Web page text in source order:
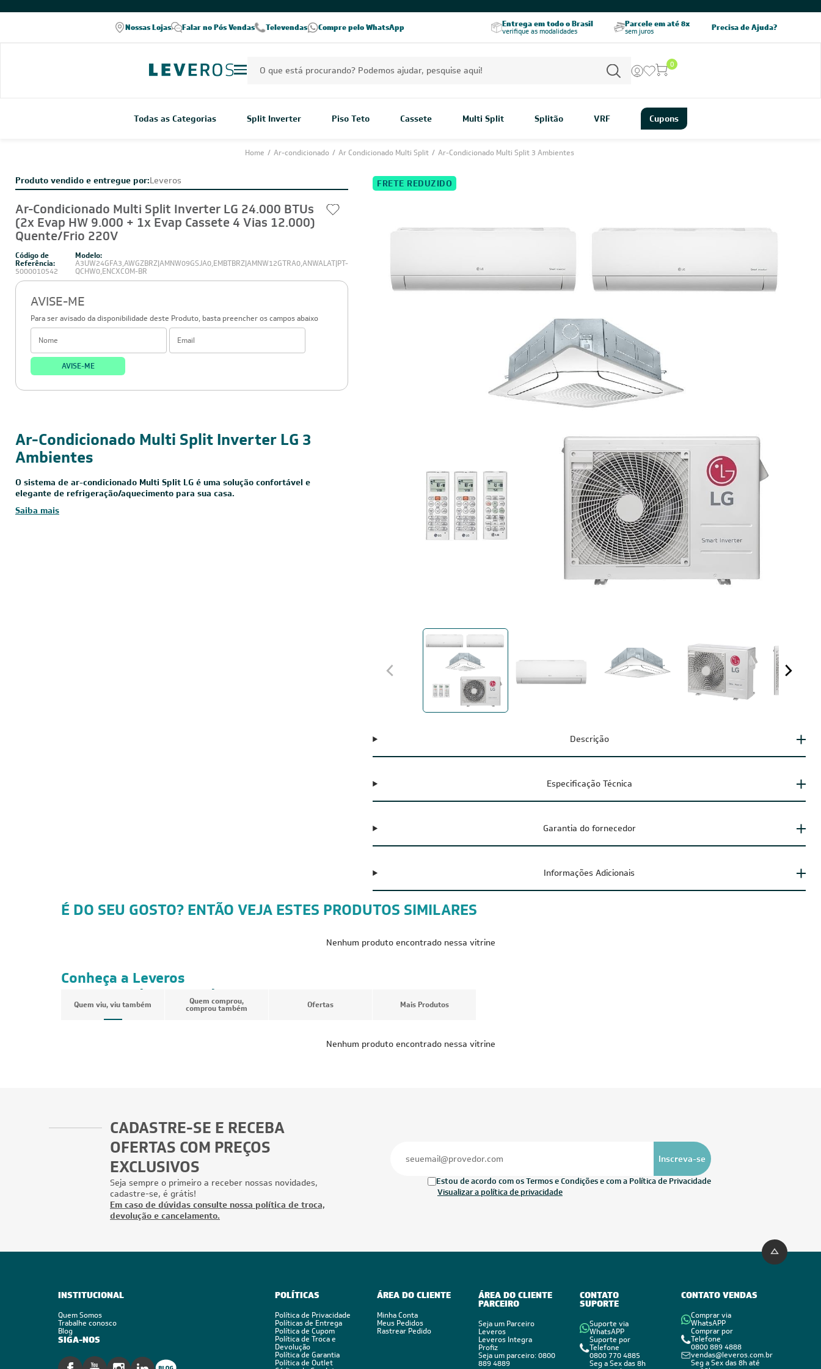
Nossas Lojas Falar no Pós Vendas Televendas Compre pelo WhatsApp Precisa de Ajuda?
Excelência no RA
Excelência no Reclame Aqui Seja parceiro Leveros Entrega em todo o Brasil
verifique as modalidades
Parcele em até 8x
sem juros
5% OFF no PIX
pagamento à vista
0
Todas as Categorias Split Inverter Piso Teto Cassete Multi Split Splitão VRF Cupons
Home / Ar-condicionado / Ar Condicionado Multi Split / Ar-Condicionado Multi Split 3 Ambientes
Produto vendido e entregue por:Leveros
Ar-Condicionado Multi Split Inverter LG 24.000 BTUs
(2x Evap HW 9.000 + 1x Evap Cassete 4 Vias 12.000)
Quente/Frio 220V
Código de
Referência:
5000010542
Modelo:
A3UW24GFA3,AWGZBRZ|AMNW09GSJA0,EMBTBRZ|AMNW12GTRA0,ANWALAT|PT-
QCHW0,ENCXCOM-BR
AVISE-ME
Para ser avisado da disponibilidade deste Produto, basta preencher os campos abaixo
AVISE-ME
Ar-Condicionado Multi Split Inverter LG 3
Ambientes
O sistema de ar-condicionado Multi Split LG é uma solução confortável e
elegante de refrigeração/aquecimento para sua casa.
Saiba mais
FRETE REDUZIDO
Descrição
Especificação Técnica
Garantia do fornecedor
Informações Adicionais
É DO SEU GOSTO? ENTÃO VEJA ESTES PRODUTOS SIMILARES
Nenhum produto encontrado nessa vitrine
Conheça a Leveros
Ar-Condicionado
Quem viu, viu também Quem comprou,
comprou também Ofertas Mais Produtos
Nenhum produto encontrado nessa vitrine
CADASTRE-SE E RECEBA
OFERTAS COM PREÇOS
EXCLUSIVOS
Seja sempre o primeiro a receber nossas novidades,
cadastre-se, é grátis!
Em caso de dúvidas consulte nossa política de troca,
devolução e cancelamento.
Inscreva-se
Estou de acordo com os Termos e Condições e com a Política de Privacidade
Visualizar a política de privacidade
INSTITUCIONAL
Quem Somos
Trabalhe conosco
Blog
SIGA-NOS
POLÍTICAS
Política de Privacidade
Políticas de Entrega
Política de Cupom
Política de Troca e
Devolução
Política de Garantia
Política de Outlet
ÁREA DO CLIENTE
Minha Conta
Meus Pedidos
Rastrear Pedido
ÁREA DO CLIENTE
PARCEIRO
Seja um Parceiro
Leveros
Leveros Integra
Profiz
Seja um parceiro: 0800
889 4889
CONTATO
SUPORTE
Suporte via
WhatsAPP
Suporte por
Telefone
0800 770 4885
Seg a Sex das 8h
CONTATO VENDAS
Comprar via
WhatsAPP
Comprar por
Telefone
0800 889 4888
vendas@leveros.com.br
Seg a Sex das 8h até